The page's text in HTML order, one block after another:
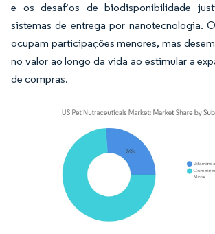
e os desafios de biodisponibilidade
sistemas de entrega por nanotecnologia.
ocupam participações menores, mas
no valor ao longo da vida ao estimular a
de compras.